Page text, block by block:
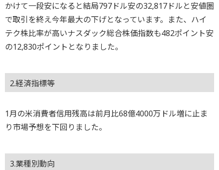
かけて一段安になると結局797ドル安の32,817ドルと安値圏
で取引を終え今年最大の下げとなっています。また、ハイ
テク株比率が高いナスダック総合株価指数も482ポイント安
の12,830ポイントとなりました。
2.経済指標等
1月の米消費者信用残高は前月比68億4000万ドル増に止ま
り市場予想を下回りました。
3.業種別動向